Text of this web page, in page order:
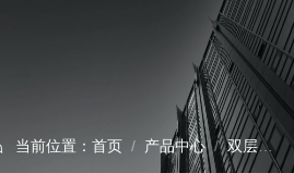
当前位置：首页 / 产品中心/双层玻璃反应釜系列